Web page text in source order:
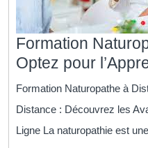
Formation
Optez pour
Formation Naturopathe à
Distance : Découvrez les
Ligne La naturopathie est